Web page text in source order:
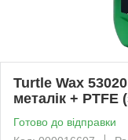
Turtle Wax
металік +
Готово до відправки